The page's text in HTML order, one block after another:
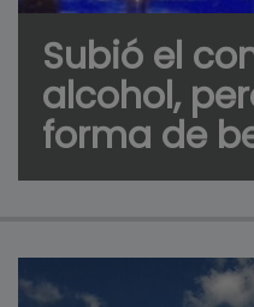
Subió el
alcohol,
forma de